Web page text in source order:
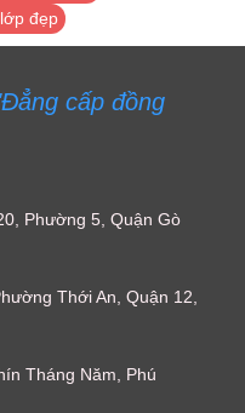
đẹp
cấp đồng
Phường 5, Quận Gò
Thới An, Quận 12,
Tháng Năm, Phú